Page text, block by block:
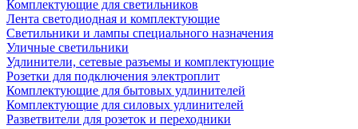
Комплектующие для светильников
Лента светодиодная и комплектующие
Светильники и лампы специального назначения
Уличные светильники
Удлинители, сетевые разъемы и комплектующие
Розетки для подключения электроплит
Комплектующие для бытовых удлинителей
Комплектующие для силовых удлинителей
Разветвители для розеток и переходники